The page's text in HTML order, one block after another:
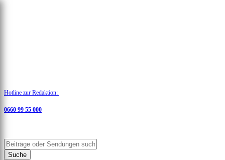
Hotline zur Redaktion:
0660 99 55 000
Suche